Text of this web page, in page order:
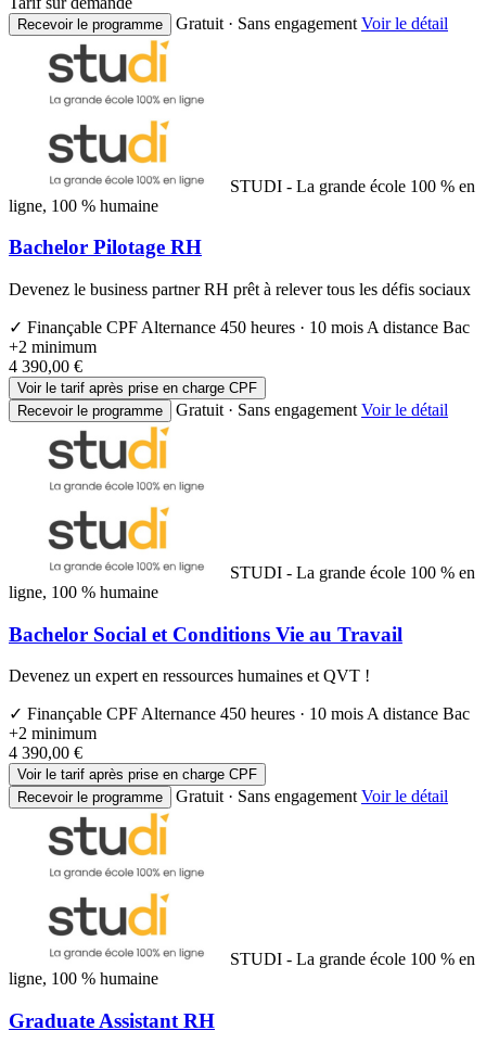
Recevoir le programme Gratuit · Sans engagement Voir le détail
STUDI - La grande école 100 % en
ligne, 100 % humaine
Bachelor Pilotage RH
Devenez le business partner RH prêt à relever tous les défis sociaux
✓ Finançable CPF Alternance 450 heures · 10 mois A distance Bac
+2 minimum
4 390,00 €
Voir le tarif après prise en charge CPF
Recevoir le programme
Gratuit · Sans engagement Voir le détail
STUDI - La grande école 100 % en
ligne, 100 % humaine
Bachelor Social et Conditions Vie au Travail
Devenez un expert en ressources humaines et QVT !
✓ Finançable CPF Alternance 450 heures · 10 mois A distance Bac
+2 minimum
4 390,00 €
Voir le tarif après prise en charge CPF
Recevoir le programme
Gratuit · Sans engagement Voir le détail
STUDI - La grande école 100 % en
ligne, 100 % humaine
Graduate Assistant RH